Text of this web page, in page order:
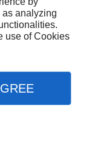
analyzing
use of Cookies